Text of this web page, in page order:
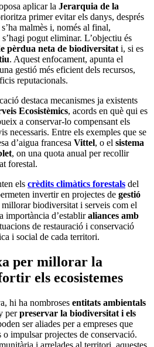
aplicar la Jerarquia de la
primer evitar els danys, després
malmès i, només al final,
pogut eliminar. L’objectiu és
pèrdua neta de biodiversitat i, si es
. Aquest enfocament, apunta el
gestió més eficient dels recursos,
reputacionals.
destaca mecanismes ja existents
Ecosistèmics, acords en què qui es
a conservar-lo compensant els
necessaris. Entre els exemples que se
d’aigua francesa Vittel, o el sistema
, on una quota anual per recollir
forestal.
els crèdits climàtics forestals del
invertir en projectes de gestió
millorar biodiversitat i serveis com el
importància d’establiraliances amb
de restauració i conservació
i social de cada territori.
per millorar la
els ecosistemes
hi ha nombroses entitats ambientals
perpreservar la biodiversitat i els
ser aliades per a empreses que
impulsar projectes de conservació.
i arrelades al territori, aquestes